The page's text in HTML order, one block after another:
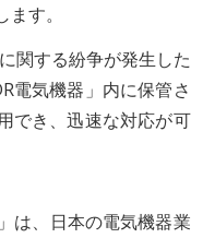
す。
関する紛争が発生した
電気機器」内に保管さ
でき、迅速な対応が可
は、日本の電気機器業